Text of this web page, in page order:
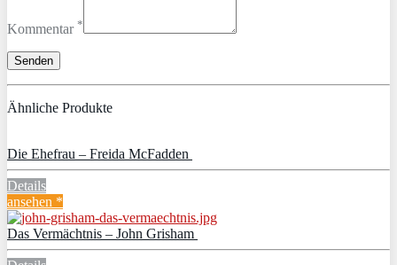
Kommentar *
Ähnliche Produkte
Die Ehefrau – Freida McFadden
Details
ansehen *
Das Vermächtnis – John Grisham